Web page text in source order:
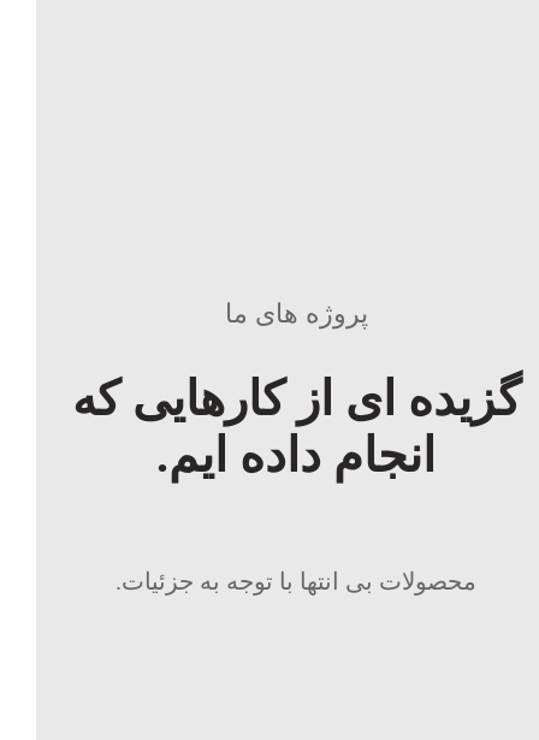
پروژه های ما
گزیده ای از کارهایی که
انجام داده ایم.
محصولات بی انتها با توجه به جزئیات.